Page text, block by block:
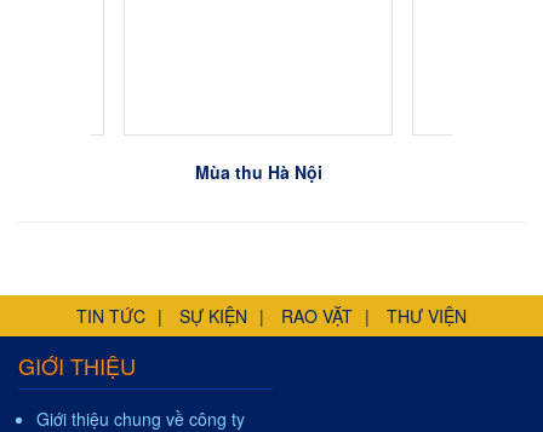
Mùa thu Hà Nội
TIN TỨC SỰ KIỆN RAO VẶT THƯ VIỆN
GIỚI THIỆU
Giới thiệu chung về công ty